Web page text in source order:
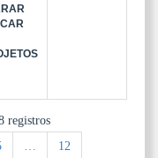
registros
… 12